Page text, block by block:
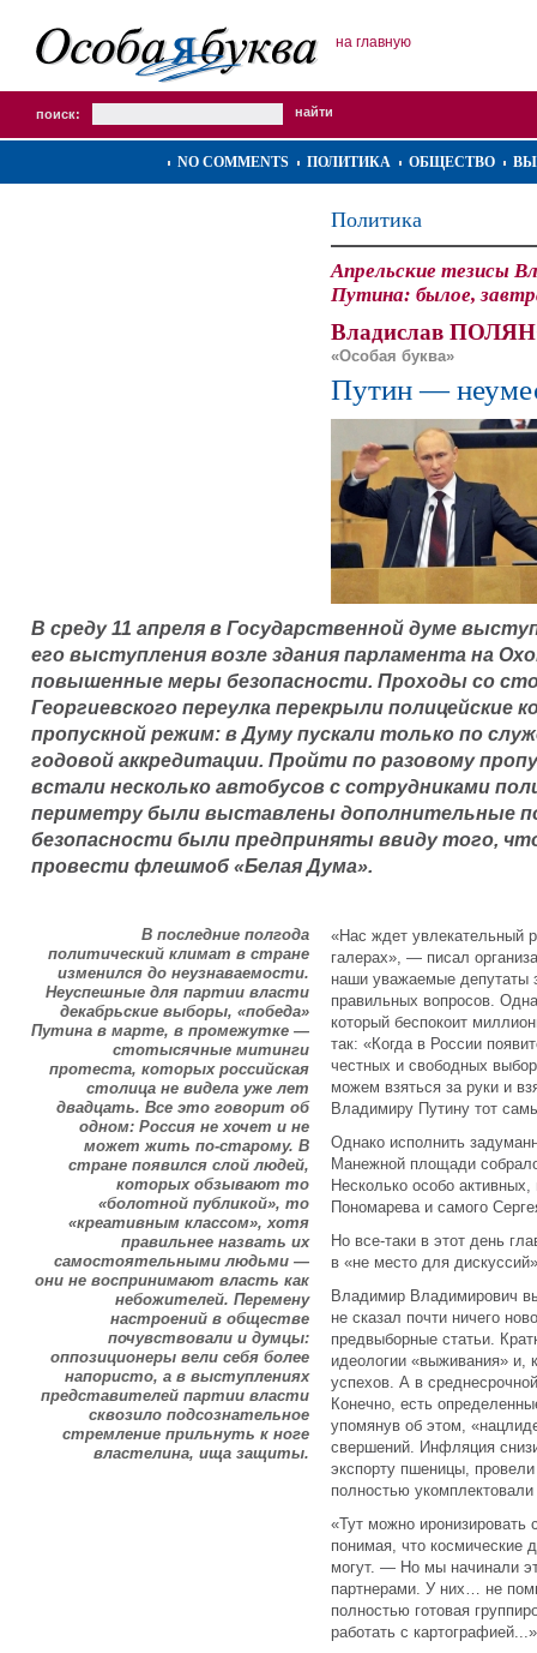
на главную
поиск:
NO COMMENTS ПОЛИТИКА ОБЩЕСТВО
Политика
Апрельские тезисы
Путина: былое,
Владислав
«Особая буква»
Путин —
В среду 11 апреля в Государственной думе
его выступления возле здания парламента на
повышенные меры безопасности. Проходы со
Георгиевского переулка перекрыли полицейские
пропускной режим: в Думу пускали только по
годовой аккредитации. Пройти по разовому
встали несколько автобусов с сотрудниками
периметру были выставлены дополнительные
безопасности были предприняты ввиду того,
провести флешмоб «Белая Дума».
В последние полгода
политический климат в стране
изменился до неузнаваемости.
Неуспешные для партии власти
декабрьские выборы, «победа»
Путина в марте, в промежутке —
стотысячные митинги
протеста, которых российская
столица не видела уже лет
двадцать. Все это говорит об
одном: Россия не хочет и не
может жить по-старому. В
стране появился слой людей,
которых обзывают то
«болотной публикой», то
«креативным классом», хотя
правильнее назвать их
самостоятельными людьми —
они не воспринимают власть как
небожителей. Перемену
настроений в обществе
почувствовали и думцы:
оппозиционеры вели себя более
напористо, а в выступлениях
представителей партии власти
сквозило подсознательное
стремление прильнуть к ноге
властелина, ища защиты.
«Нас ждет увлекательный
галерах», — писал
наши уважаемые депутаты
правильных вопросов.
который беспокоит
так: «Когда в России
честных и свободных
можем взяться за руки и
Владимиру Путину тот
Однако исполнить
Манежной площади
Несколько особо
Пономарева и самого
Но все-таки в этот день
в «не место для
Владимир Владимирович
не сказал почти ничего
предвыборные статьи.
идеологии «выживания» и,
успехов. А в
Конечно, есть
упомянув об этом,
свершений. Инфляция
экспорту пшеницы,
полностью
«Тут можно иронизировать
понимая, что космические
могут. — Но мы начинали
партнерами. У них… не
полностью готовая
работать с картографией...»